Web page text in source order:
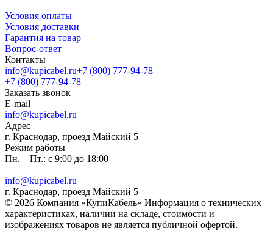
Условия оплаты
Условия доставки
Гарантия на товар
Вопрос-ответ
Контакты
info@kupicabel.ru+7 (800) 777-94-78
+7 (800) 777-94-78
Заказать звонок
E-mail
info@kupicabel.ru
Адрес
г. Краснодар, проезд Майский 5
Режим работы
Пн. – Пт.: с 9:00 до 18:00
info@kupicabel.ru
г. Краснодар, проезд Майский 5
© 2026 Компания «КупиКабель» Информация о технических
характеристиках, наличии на складе, стоимости и
изображениях товаров не является публичной офертой.